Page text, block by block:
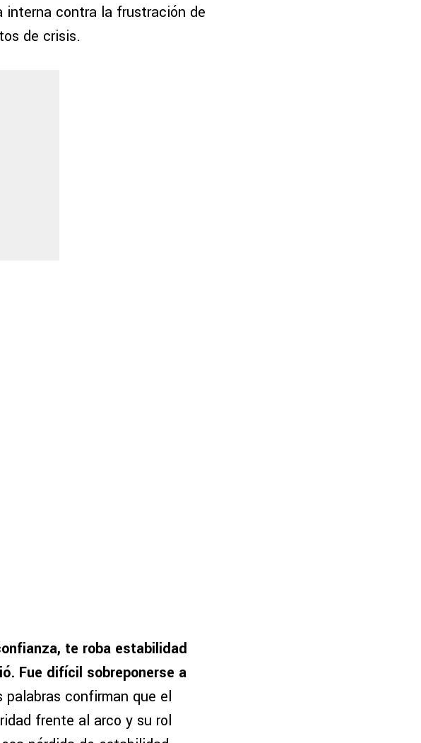
interna contra la frustración de
de crisis.
te roba estabilidad
Fue difícil sobreponerse a
confirman que el
frente al arco y su rol